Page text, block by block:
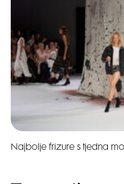
Najbolje frizure s tjedna